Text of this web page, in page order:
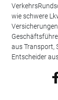
wie schwere
aus Transport,
Entscheider